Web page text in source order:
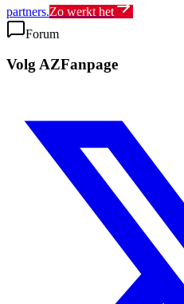
partners.Zo werkt het
Forum
Volg AZFanpage